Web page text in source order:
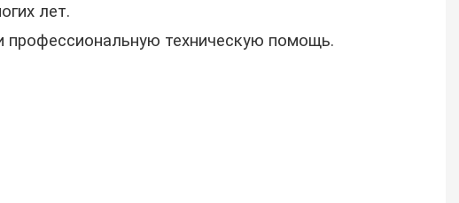
лет.
техническую помощь.